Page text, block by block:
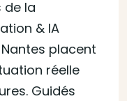
de la
& IA
placent
réelle
Guidés